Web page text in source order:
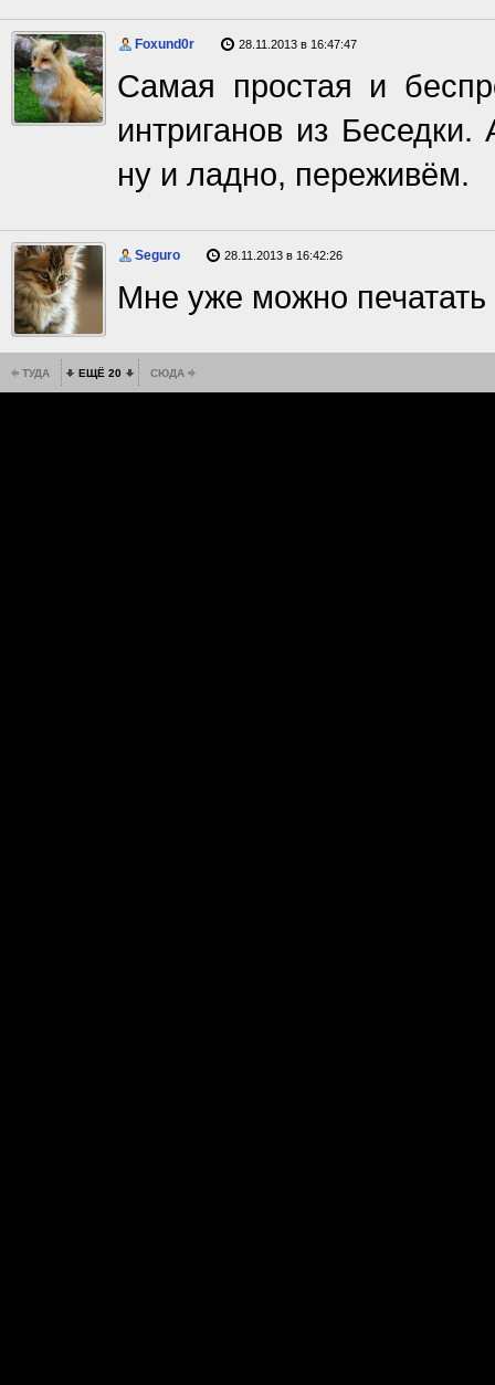
Foxund0r 28.11.2013 в 16:47:47
Самая простая и
интриганов из
ну и ладно, переживём.
Seguro 28.11.2013 в 16:42:26
Мне уже можно печатать
ТУДА ЕЩЁ 20 СЮДА